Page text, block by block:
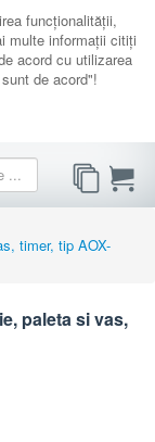
funcţionalităţii,
multe informaţii citiţi
acord cu utilizarea
de acord"!
timer, tip AOX-
paleta si vas,